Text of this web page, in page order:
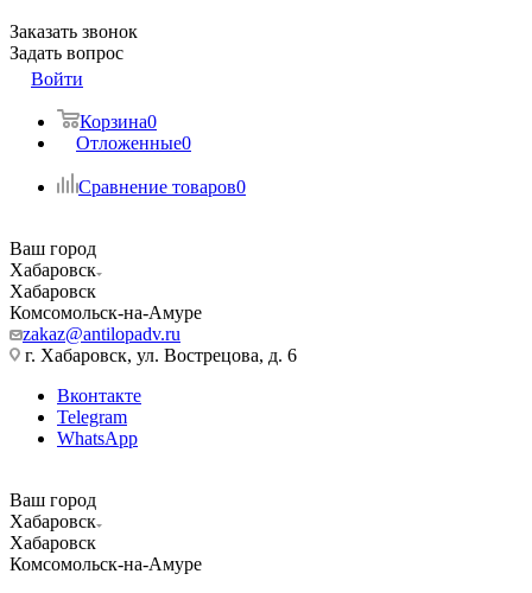
Заказать звонок
Задать вопрос
Войти
Корзина0
Отложенные0
Сравнение товаров0
Ваш город
Хабаровск
Хабаровск
Комсомольск-на-Амуре
zakaz@antilopadv.ru
г. Хабаровск, ул. Вострецова, д. 6
Вконтакте
Telegram
WhatsApp
Ваш город
Хабаровск
Хабаровск
Комсомольск-на-Амуре